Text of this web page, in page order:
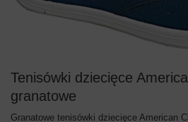
Tenisówki dziecięce
granatowe
Granatowe tenisówki dziecięce American